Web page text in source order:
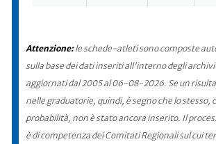
Attenzione:le schede-atleti sono composte
sulla base dei dati inseriti all'interno degli
aggiornati dal 2005 al 06-08-2026. Se un
nelle graduatorie, quindi, è segno che lo stesso,
probabilità, non è stato ancora inserito. Il
è di competenza dei Comitati Regionali sul cui